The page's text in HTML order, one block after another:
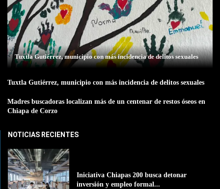
Tuxtla Gutiérrez, municipio con más incidencia de delitos sexuales
Tuxtla Gutiérrez, municipio con más incidencia de delitos sexuales
Madres buscadoras localizan más de un centenar de restos óseos en
Chiapa de Corzo
NOTICIAS RECIENTES
Iniciativa Chiapas 200 busca detonar
inversión y empleo formal...